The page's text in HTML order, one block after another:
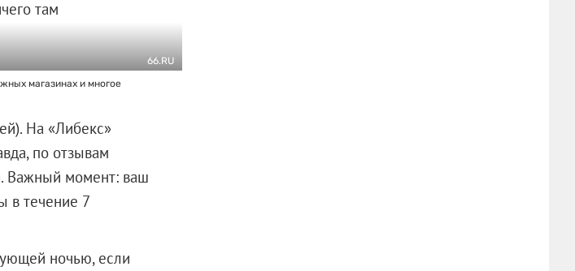
там
66.RU
магазинах и многое
На «Либекс»
по отзывам
Важный момент: ваш
в течение 7
ночью, если